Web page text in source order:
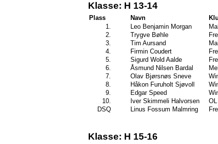
Klasse: H 13-14
Plass Navn
1.
Leo Benjamin Morgan
2.
Trygve Bøhle
3.
Tim Aursand
4.
Firmin Coudert
5.
Sigurd Wold Aalde
6.
Åsmund Nilsen Bardal
7.
Olav Bjørsnøs Sneve
8.
Håkon Furuholt Sjøvoll
9.
Edgar Speed
10.
Iver Skimmeli Halvorsen
DSQ
Linus Fossum Malmring
Klasse: H 15-16